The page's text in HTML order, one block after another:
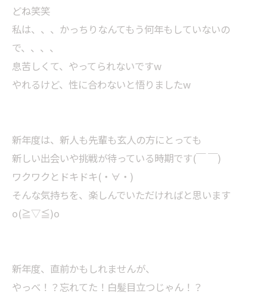
どね笑笑
私は、、、かっちりなんてもう何年もしていないの
で、、、、
息苦しくて、やってられないですw
やれるけど、性に合わないと悟りましたw
新年度は、新人も先輩も玄人の方にとっても
新しい出会いや挑戦が待っている時期です(￣ ￣)
ワクワクとドキドキ(・∀・)
そんな気持ちを、楽しんでいただければと思います
o(≧▽≦)o
新年度、直前かもしれませんが、
やっべ！？忘れてた！白髪目立つじゃん！？